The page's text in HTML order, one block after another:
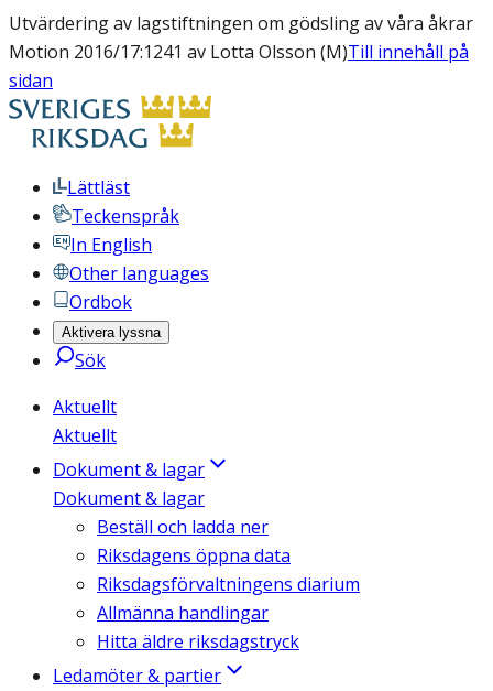
Utvärdering av lagstiftningen om gödsling av våra åkrar
Motion 2016/17:1241 av Lotta Olsson (M)Till innehåll på
sidan
Lättläst
Teckenspråk
In English
Other languages
Ordbok
Aktivera lyssna
Sök
Aktuellt
Aktuellt
Dokument & lagar
Dokument & lagar
Beställ och ladda ner
Riksdagens öppna data
Riksdagsförvaltningens diarium
Allmänna handlingar
Hitta äldre riksdagstryck
Ledamöter & partier